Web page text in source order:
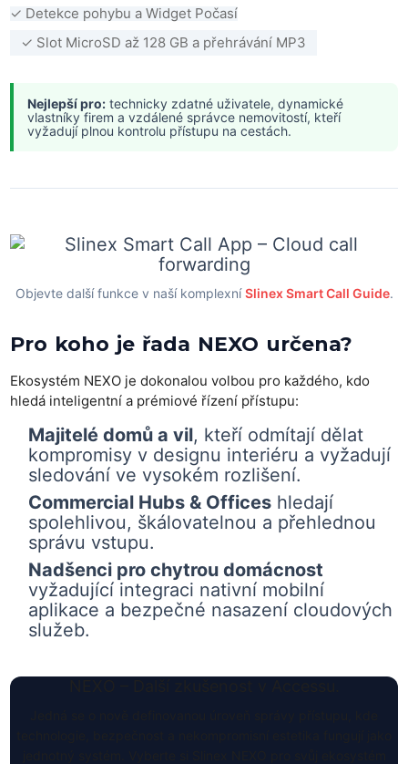
✓ Detekce pohybu a Widget Počasí
✓ Slot MicroSD až 128 GB a přehrávání MP3
Nejlepší pro: technicky zdatné uživatele, dynamické
vlastníky firem a vzdálené správce nemovitostí, kteří
vyžadují plnou kontrolu přístupu na cestách.
Objevte další funkce v naší komplexníSlinex Smart Call Guide.
Pro koho je řada NEXO určena?
Ekosystém NEXO je dokonalou volbou pro každého, kdo
hledá inteligentní a prémiové řízení přístupu:
Majitelé domů a vil, kteří odmítají dělat
kompromisy v designu interiéru a vyžadují
sledování ve vysokém rozlišení.
Commercial Hubs & Offices hledají
spolehlivou, škálovatelnou a přehlednou
správu vstupu.
Nadšenci pro chytrou domácnost
vyžadující integraci nativní mobilní
aplikace a bezpečné nasazení cloudových
služeb.